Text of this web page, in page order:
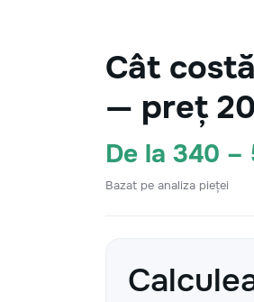
Cât
— preț
De la 340 –
Bazat pe analiza pieței